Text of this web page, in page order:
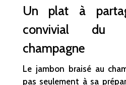
Un plat à
convivial du
champagne
Le jambon braisé au
pas seulement à sa